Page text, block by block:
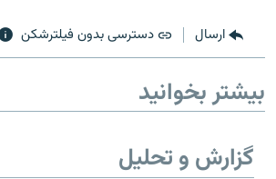
ارسال دسترسی بدون فیلترشکن
بیشتر بخوانید
گزارش و تحلیل